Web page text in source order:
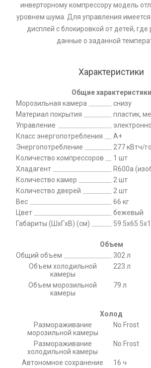
инверторному компрессору модель
уровнем шума. Для управления
дисплей с блокировкой от детей,
данные о заданной
Характеристики
Общие характеристики
Морозильная камера
снизу
Материал покрытия
пластик,
Управление
Класс энергопотребления
A+
Энергопотребление
277 кВтч/
Количество компрессоров
1 шт
Хладагент
R600a
Количество камер
2 шт
Количество дверей
2 шт
Вес
66 кг
Цвет
бежевый
Габариты (ШxГxВ) (см)
Объем
Общий объем
302 л
Объем холодильной
камеры
223 л
Объем морозильной
камеры
79 л
Холод
Размораживание
морозильной камеры
No Frost
Размораживание
холодильной камеры
No Frost
Автономное сохранение
16 ч